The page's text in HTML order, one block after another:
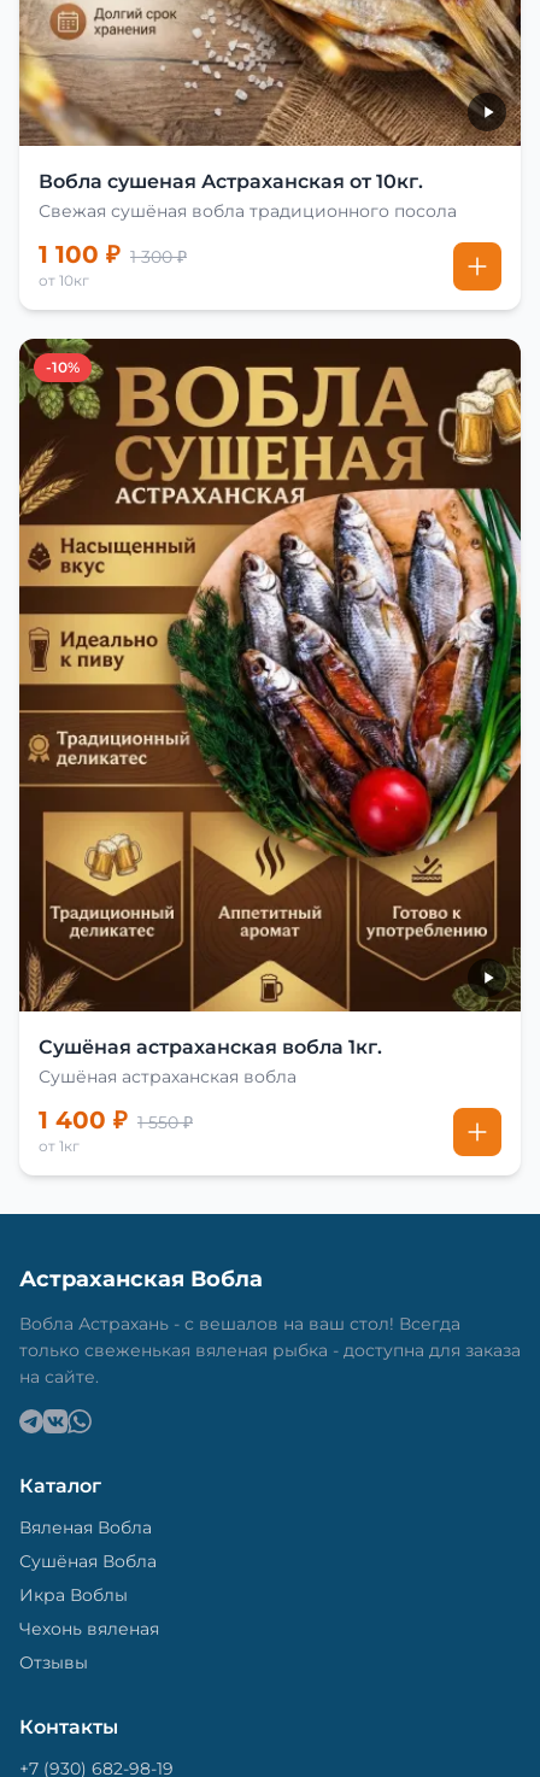
Вобла сушеная Астраханская от 10кг.
Свежая сушёная вобла традиционного посола
1 100 ₽ 1 300 ₽
от 10кг
-10%
Сушёная астраханская вобла 1кг.
Сушёная астраханская вобла
1 400 ₽ 1 550 ₽
от 1кг
Астраханская Вобла
Вобла Астрахань - с вешалов на ваш стол! Всегда
только свеженькая вяленая рыбка - доступна для заказа
на сайте.
Каталог
Вяленая Вобла
Сушёная Вобла
Икра Воблы
Чехонь вяленая
Отзывы
Контакты
+7 (930) 682-98-19